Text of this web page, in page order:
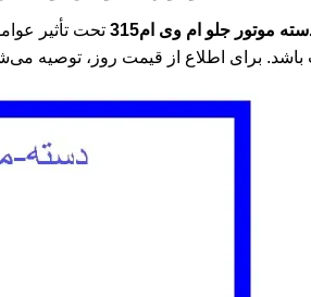
موتور جلو ام وی ام315
تحت تأثیر
باشد. برای اطلاع از قیمت روز، توصیه